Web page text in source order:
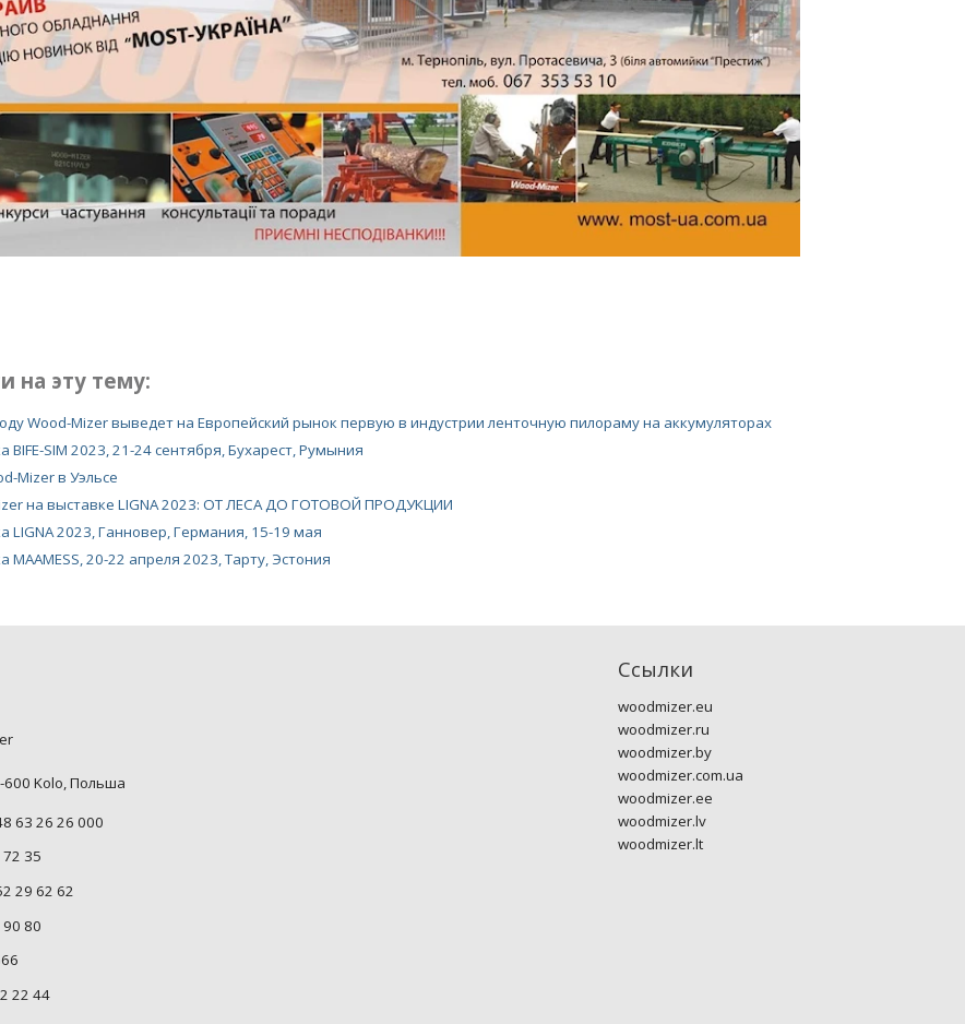
на эту тему:
Wood-Mizer выведет на Европейский рынок первую в индустрии ленточную пилораму на аккумуляторах
BIFE-SIM 2023, 21-24 сентября, Бухарест, Румыния
Mizer в Уэльсе
на выставке LIGNA 2023: ОТ ЛЕСА ДО ГОТОВОЙ ПРОДУКЦИИ
LIGNA 2023, Ганновер, Германия, 15-19 мая
MAAMESS, 20-22 апреля 2023, Тарту, Эстония
Ссылки
600 Kolo, Польша
63 26 26 000
35
29 62 62
80
22 44
woodmizer.eu
woodmizer.ru
woodmizer.by
woodmizer.com.ua
woodmizer.ee
woodmizer.lv
woodmizer.lt